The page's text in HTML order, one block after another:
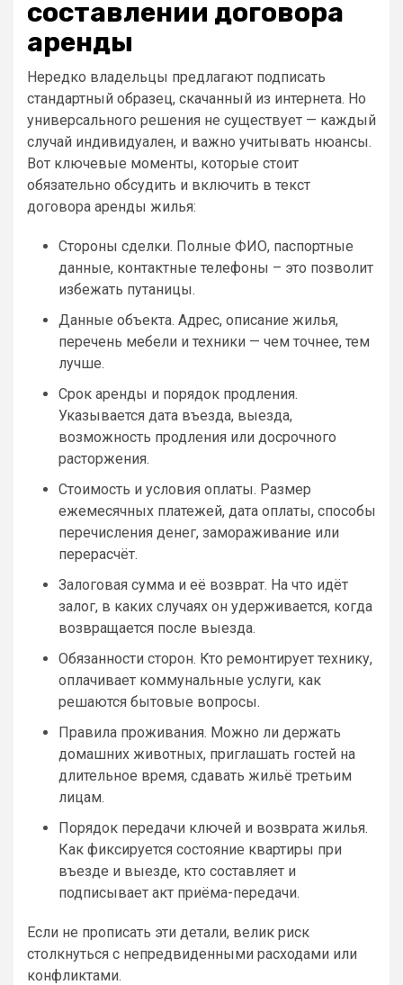
составлении договора
аренды
Нередко владельцы предлагают подписать
стандартный образец, скачанный из интернета. Но
универсального решения не существует — каждый
случай индивидуален, и важно учитывать нюансы.
Вот ключевые моменты, которые стоит
обязательно обсудить и включить в текст
договора аренды жилья:
Стороны сделки. Полные ФИО, паспортные
данные, контактные телефоны – это позволит
избежать путаницы.
Данные объекта. Адрес, описание жилья,
перечень мебели и техники — чем точнее, тем
лучше.
Срок аренды и порядок продления.
Указывается дата въезда, выезда,
возможность продления или досрочного
расторжения.
Стоимость и условия оплаты. Размер
ежемесячных платежей, дата оплаты, способы
перечисления денег, замораживание или
перерасчёт.
Залоговая сумма и её возврат. На что идёт
залог, в каких случаях он удерживается, когда
возвращается после выезда.
Обязанности сторон. Кто ремонтирует технику,
оплачивает коммунальные услуги, как
решаются бытовые вопросы.
Правила проживания. Можно ли держать
домашних животных, приглашать гостей на
длительное время, сдавать жильё третьим
лицам.
Порядок передачи ключей и возврата жилья.
Как фиксируется состояние квартиры при
въезде и выезде, кто составляет и
подписывает акт приёма-передачи.
Если не прописать эти детали, велик риск
столкнуться с непредвиденными расходами или
конфликтами.